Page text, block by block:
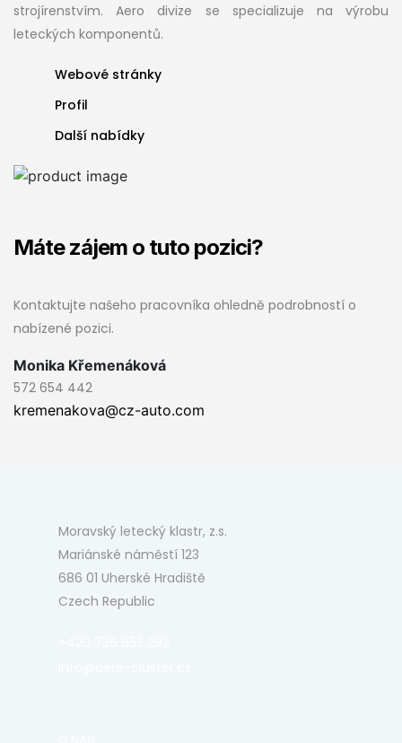
strojírenstvím. Aero divize se specializuje na výrobu
leteckých komponentů.
Webové stránky
Profil
Další nabídky
Máte zájem o tuto pozici?
Kontaktujte našeho pracovníka ohledně podrobností o
nabízené pozici.
Monika Křemenáková
572 654 442
kremenakova@cz-auto.com
Moravský letecký klastr, z.s.
Mariánské náměstí 123
686 01 Uherské Hradiště
Czech Republic